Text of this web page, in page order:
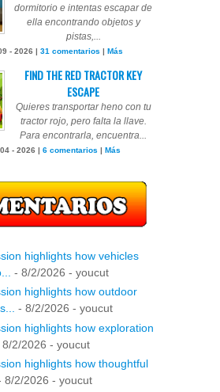
dormitorio e intentas escapar de
ella encontrando objetos y
pistas,...
- 2026 | 31 comentarios | Más
FIND THE RED TRACTOR KEY
ESCAPE
Quieres transportar heno con tu
tractor rojo, pero falta la llave.
Para encontrarla, encuentra...
- 2026 | 6 comentarios | Más
highlights how vehicles
- 8/2/2026 - youcut
highlights how outdoor
- 8/2/2026 - youcut
highlights how exploration
8/2/2026 - youcut
highlights how thoughtful
8/2/2026 - youcut